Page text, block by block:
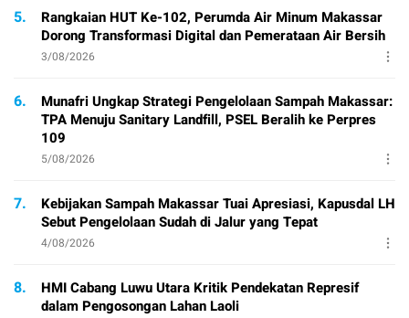
5.
Rangkaian HUT Ke-102, Perumda Air Minum Makassar
Dorong Transformasi Digital dan Pemerataan Air Bersih
3/08/2026
6.
Munafri Ungkap Strategi Pengelolaan Sampah Makassar:
TPA Menuju Sanitary Landfill, PSEL Beralih ke Perpres
109
5/08/2026
7.
Kebijakan Sampah Makassar Tuai Apresiasi, Kapusdal LH
Sebut Pengelolaan Sudah di Jalur yang Tepat
4/08/2026
8.
HMI Cabang Luwu Utara Kritik Pendekatan Represif
dalam Pengosongan Lahan Laoli